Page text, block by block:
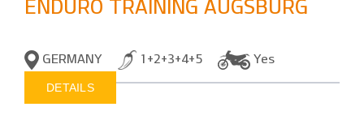
ENDURO TRAINING AUGSBURG
GERMANY 1+2+3+4+5 Yes
DETAILS